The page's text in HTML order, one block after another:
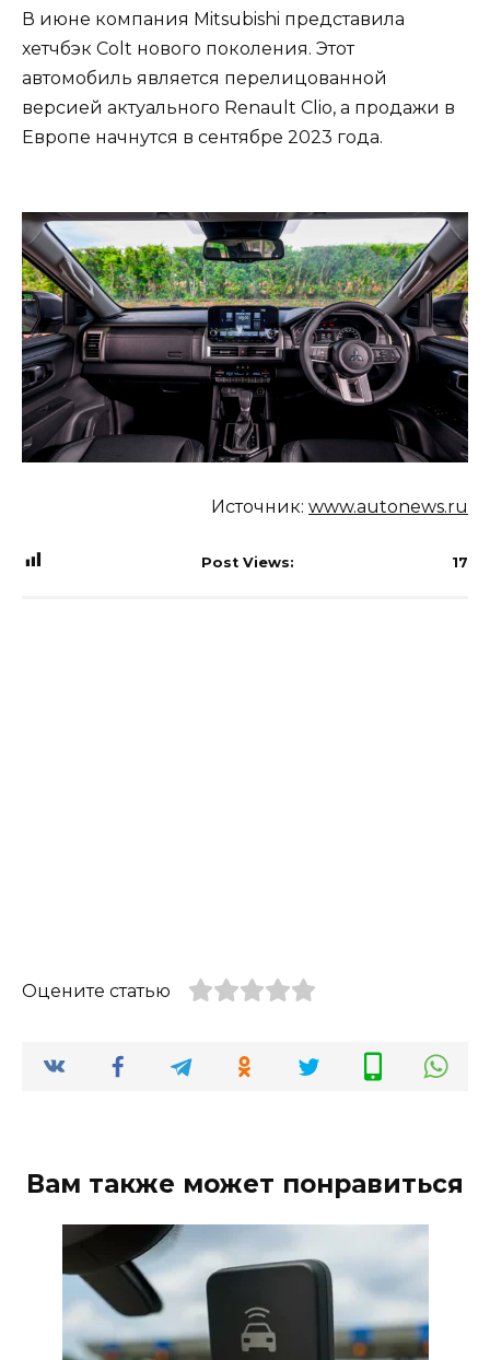
В июне компания Mitsubishi представила
хетчбэк Colt нового поколения. Этот
автомобиль является перелицованной
версией актуального Renault Clio, а продажи в
Европе начнутся в сентябре 2023 года.
Источник: www.autonews.ru
Post Views: 17
Оцените статью
Вам также может понравиться